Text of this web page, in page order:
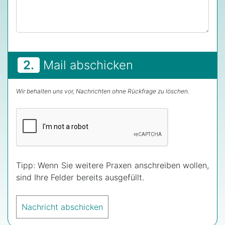
2. Mail abschicken
Wir behalten uns vor, Nachrichten ohne Rückfrage zu löschen.
Tipp: Wenn Sie weitere Praxen anschreiben wollen,
sind Ihre Felder bereits ausgefüllt.
Nachricht abschicken